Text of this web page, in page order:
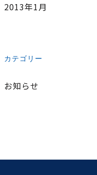
2013年1月
カテゴリー
お知らせ